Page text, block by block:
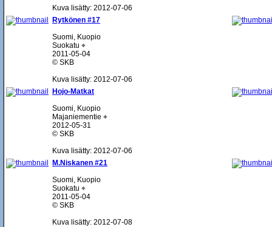
Kuva lisätty: 2012-07-06
Rytkönen #17
Suomi, Kuopio
Suokatu ⌖
2011-05-04
© SKB
Kuva lisätty: 2012-07-06
Hojo-Matkat
Suomi, Kuopio
Majaniementie ⌖
2012-05-31
© SKB
Kuva lisätty: 2012-07-06
M.Niskanen #21
Suomi, Kuopio
Suokatu ⌖
2011-05-04
© SKB
Kuva lisätty: 2012-07-08